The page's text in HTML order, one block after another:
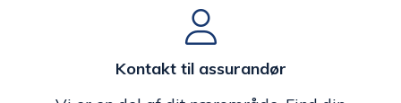
Kontakt til assurandør